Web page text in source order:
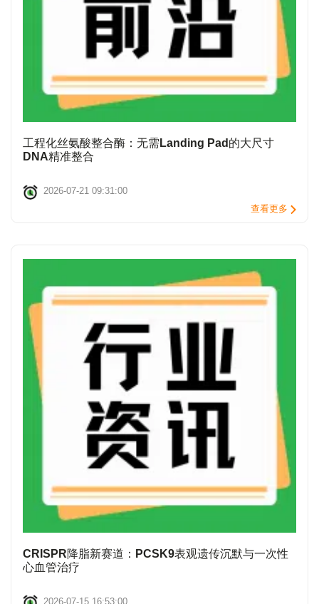
工程化丝氨酸整合酶：无需Landing Pad的大尺寸
DNA精准整合
2026-07-21 09:31:00
查看更多
CRISPR降脂新赛道：PCSK9表观遗传沉默与一次性
心血管治疗
2026-07-15 16:53:00